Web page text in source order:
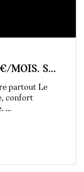
MOIS. S...
partout Le
confort
…